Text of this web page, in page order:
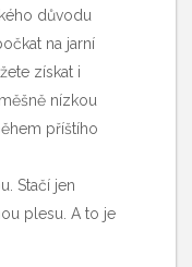
důvodu
na jarní
získat i
nízkou
příštího
Stačí jen
plesu. A to je